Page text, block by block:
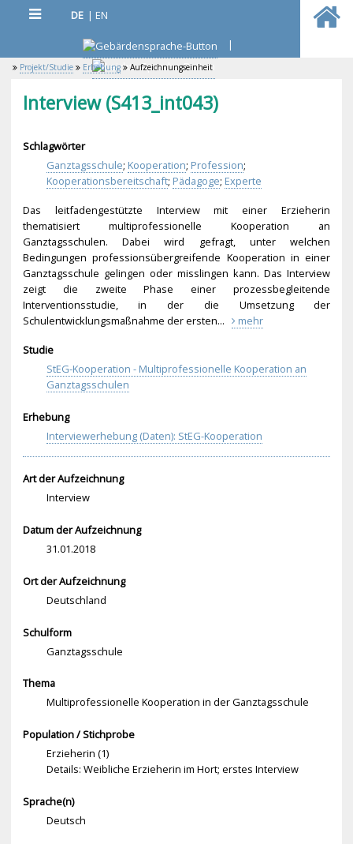
DE | EN
|
Projekt/Studie Erhebung Aufzeichnungseinheit
Interview (S413_int043)
Schlagwörter
Ganztagsschule; Kooperation; Profession;
Kooperationsbereitschaft; Pädagoge; Experte
Das leitfadengestützte Interview mit einer Erzieherin
thematisiert multiprofessionelle Kooperation an
Ganztagsschulen. Dabei wird gefragt, unter welchen
Bedingungen professionsübergreifende Kooperation in einer
Ganztagsschule gelingen oder misslingen kann. Das Interview
zeigt die zweite Phase einer prozessbegleitende
Interventionsstudie, in der die Umsetzung der
Schulentwicklungsmaßnahme der ersten... mehr
Studie
StEG-Kooperation - Multiprofessionelle Kooperation an
Ganztagsschulen
Erhebung
Interviewerhebung (Daten): StEG-Kooperation
Art der Aufzeichnung
Interview
Datum der Aufzeichnung
31.01.2018
Ort der Aufzeichnung
Deutschland
Schulform
Ganztagsschule
Thema
Multiprofessionelle Kooperation in der Ganztagsschule
Population / Stichprobe
Erzieherin (1)
Details: Weibliche Erzieherin im Hort; erstes Interview
Sprache(n)
Deutsch